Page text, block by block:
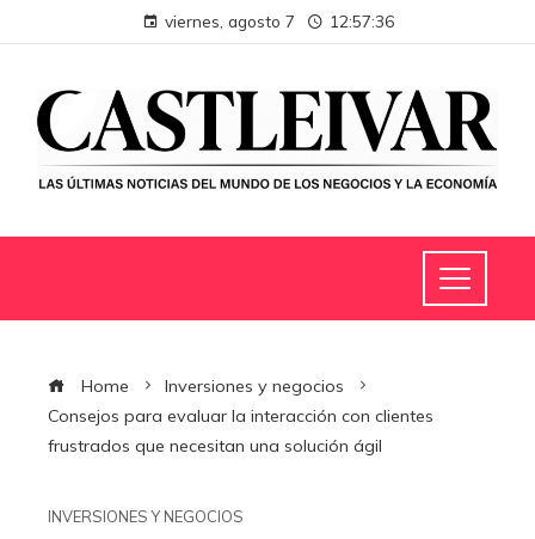
viernes, agosto 7 12:57:37
Home
Inversiones y negocios
Consejos para evaluar la interacción con clientes
frustrados que necesitan una solución ágil
INVERSIONES Y NEGOCIOS